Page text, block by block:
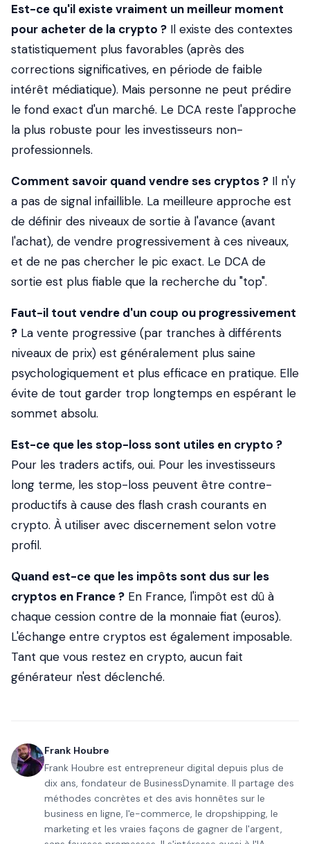
Est-ce qu'il existe vraiment un meilleur moment
pour acheter de la crypto ? Il existe des contextes
statistiquement plus favorables (après des
corrections significatives, en période de faible
intérêt médiatique). Mais personne ne peut prédire
le fond exact d'un marché. Le DCA reste l'approche
la plus robuste pour les investisseurs non-
professionnels.
Comment savoir quand vendre ses cryptos ? Il n'y
a pas de signal infaillible. La meilleure approche est
de définir des niveaux de sortie à l'avance (avant
l'achat), de vendre progressivement à ces niveaux,
et de ne pas chercher le pic exact. Le DCA de
sortie est plus fiable que la recherche du "top".
Faut-il tout vendre d'un coup ou progressivement
? La vente progressive (par tranches à différents
niveaux de prix) est généralement plus saine
psychologiquement et plus efficace en pratique. Elle
évite de tout garder trop longtemps en espérant le
sommet absolu.
Est-ce que les stop-loss sont utiles en crypto ?
Pour les traders actifs, oui. Pour les investisseurs
long terme, les stop-loss peuvent être contre-
productifs à cause des flash crash courants en
crypto. À utiliser avec discernement selon votre
profil.
Quand est-ce que les impôts sont dus sur les
cryptos en France ? En France, l'impôt est dû à
chaque cession contre de la monnaie fiat (euros).
L'échange entre cryptos est également imposable.
Tant que vous restez en crypto, aucun fait
générateur n'est déclenché.
Frank Houbre
Frank Houbre est entrepreneur digital depuis plus de
dix ans, fondateur de BusinessDynamite. Il partage des
méthodes concrètes et des avis honnêtes sur le
business en ligne, l'e-commerce, le dropshipping, le
marketing et les vraies façons de gagner de l'argent,